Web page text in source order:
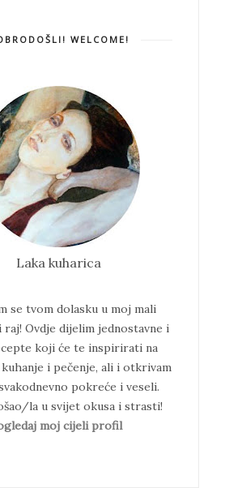
WELCOME!
Laka kuharica
se tvom dolasku u moj mali
raj! Ovdje dijelim jednostavne i
koji će te inspirirati na
i pečenje, ali i otkrivam
pokreće i veseli.
la u svijet okusa i strasti!
moj cijeli profil